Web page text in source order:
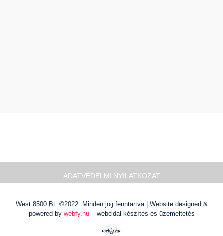
ADATVÉDELMI NYILATKOZAT
West 8500 Bt. ©2022. Minden jog fenntartva | Website designed &
powered by webfy.hu – weboldal készítés és üzemeltetés